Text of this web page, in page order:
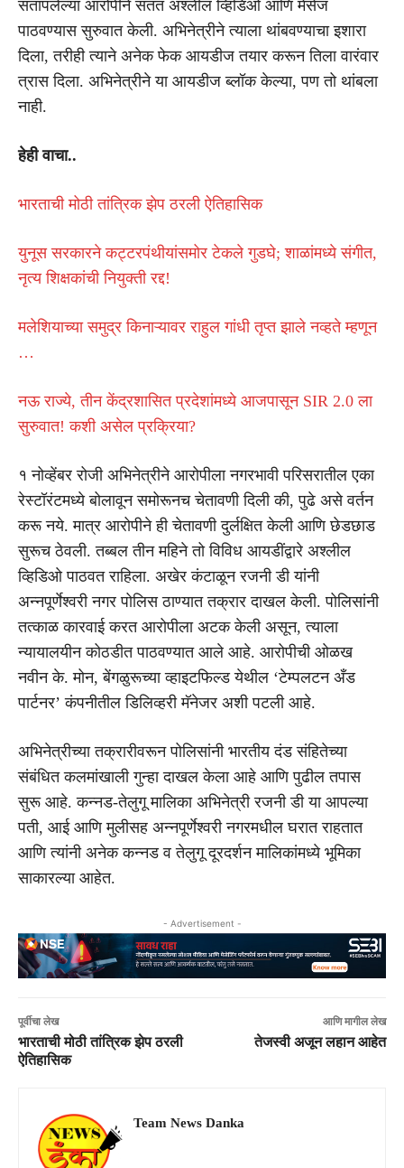
संतापलेल्या आरोपीने सतत अश्लील व्हिडिओ आणि मेसेज
पाठवण्यास सुरुवात केली. अभिनेत्रीने त्याला थांबवण्याचा इशारा
दिला, तरीही त्याने अनेक फेक आयडीज तयार करून तिला वारंवार
त्रास दिला. अभिनेत्रीने या आयडीज ब्लॉक केल्या, पण तो थांबला
नाही.
हेही वाचा..
भारताची मोठी तांत्रिक झेप ठरली ऐतिहासिक
युनूस सरकारने कट्टरपंथीयांसमोर टेकले गुडघे; शाळांमध्ये संगीत,
नृत्य शिक्षकांची नियुक्ती रद्द!
मलेशियाच्या समुद्र किनाऱ्यावर राहुल गांधी तृप्त झाले नव्हते म्हणून
…
नऊ राज्ये, तीन केंद्रशासित प्रदेशांमध्ये आजपासून SIR 2.0 ला
सुरुवात! कशी असेल प्रक्रिया?
१ नोव्हेंबर रोजी अभिनेत्रीने आरोपीला नगरभावी परिसरातील एका
रेस्टॉरंटमध्ये बोलावून समोरूनच चेतावणी दिली की, पुढे असे वर्तन
करू नये. मात्र आरोपीने ही चेतावणी दुर्लक्षित केली आणि छेडछाड
सुरूच ठेवली. तब्बल तीन महिने तो विविध आयडींद्वारे अश्लील
व्हिडिओ पाठवत राहिला. अखेर कंटाळून रजनी डी यांनी
अन्नपूर्णेश्वरी नगर पोलिस ठाण्यात तक्रार दाखल केली. पोलिसांनी
तत्काळ कारवाई करत आरोपीला अटक केली असून, त्याला
न्यायालयीन कोठडीत पाठवण्यात आले आहे. आरोपीची ओळख
नवीन के. मोन, बेंगळुरूच्या व्हाइटफिल्ड येथील ‘टेम्पलटन अँड
पार्टनर’ कंपनीतील डिलिव्हरी मॅनेजर अशी पटली आहे.
अभिनेत्रीच्या तक्रारीवरून पोलिसांनी भारतीय दंड संहितेच्या
संबंधित कलमांखाली गुन्हा दाखल केला आहे आणि पुढील तपास
सुरू आहे. कन्नड-तेलुगू मालिका अभिनेत्री रजनी डी या आपल्या
पती, आई आणि मुलीसह अन्नपूर्णेश्वरी नगरमधील घरात राहतात
आणि त्यांनी अनेक कन्नड व तेलुगू दूरदर्शन मालिकांमध्ये भूमिका
साकारल्या आहेत.
- Advertisement -
पूर्वीचा लेख
भारताची मोठी तांत्रिक झेप ठरली
ऐतिहासिक
आणि मागील लेख
तेजस्वी अजून लहान आहेत
Team News Danka